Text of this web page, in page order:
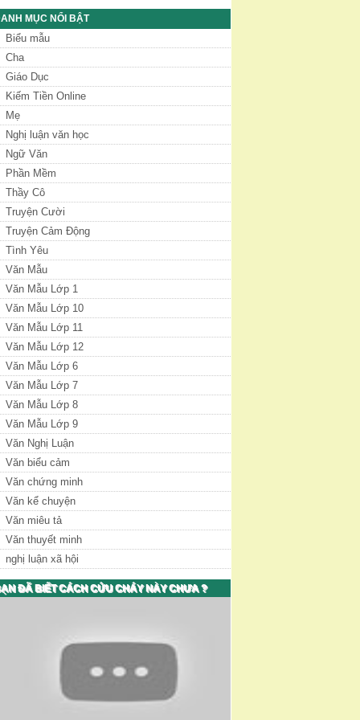
MỤC NỔI BẬT
Biểu mẫu
Cha
Giáo Dục
Kiếm Tiền Online
Mẹ
Nghị luận văn học
Ngữ Văn
Phần Mềm
Thầy Cô
Truyện Cười
Truyện Cảm Động
Tình Yêu
Văn Mẫu
Văn Mẫu Lớp 1
Văn Mẫu Lớp 10
Văn Mẫu Lớp 11
Văn Mẫu Lớp 12
Văn Mẫu Lớp 6
Văn Mẫu Lớp 7
Văn Mẫu Lớp 8
Văn Mẫu Lớp 9
Văn Nghị Luận
Văn biểu cảm
Văn chứng minh
Văn kể chuyện
Văn miêu tả
Văn thuyết minh
nghị luận xã hội
ĐÃ BIẾT CÁCH CỨU CHÁY NÀY CHƯA ?